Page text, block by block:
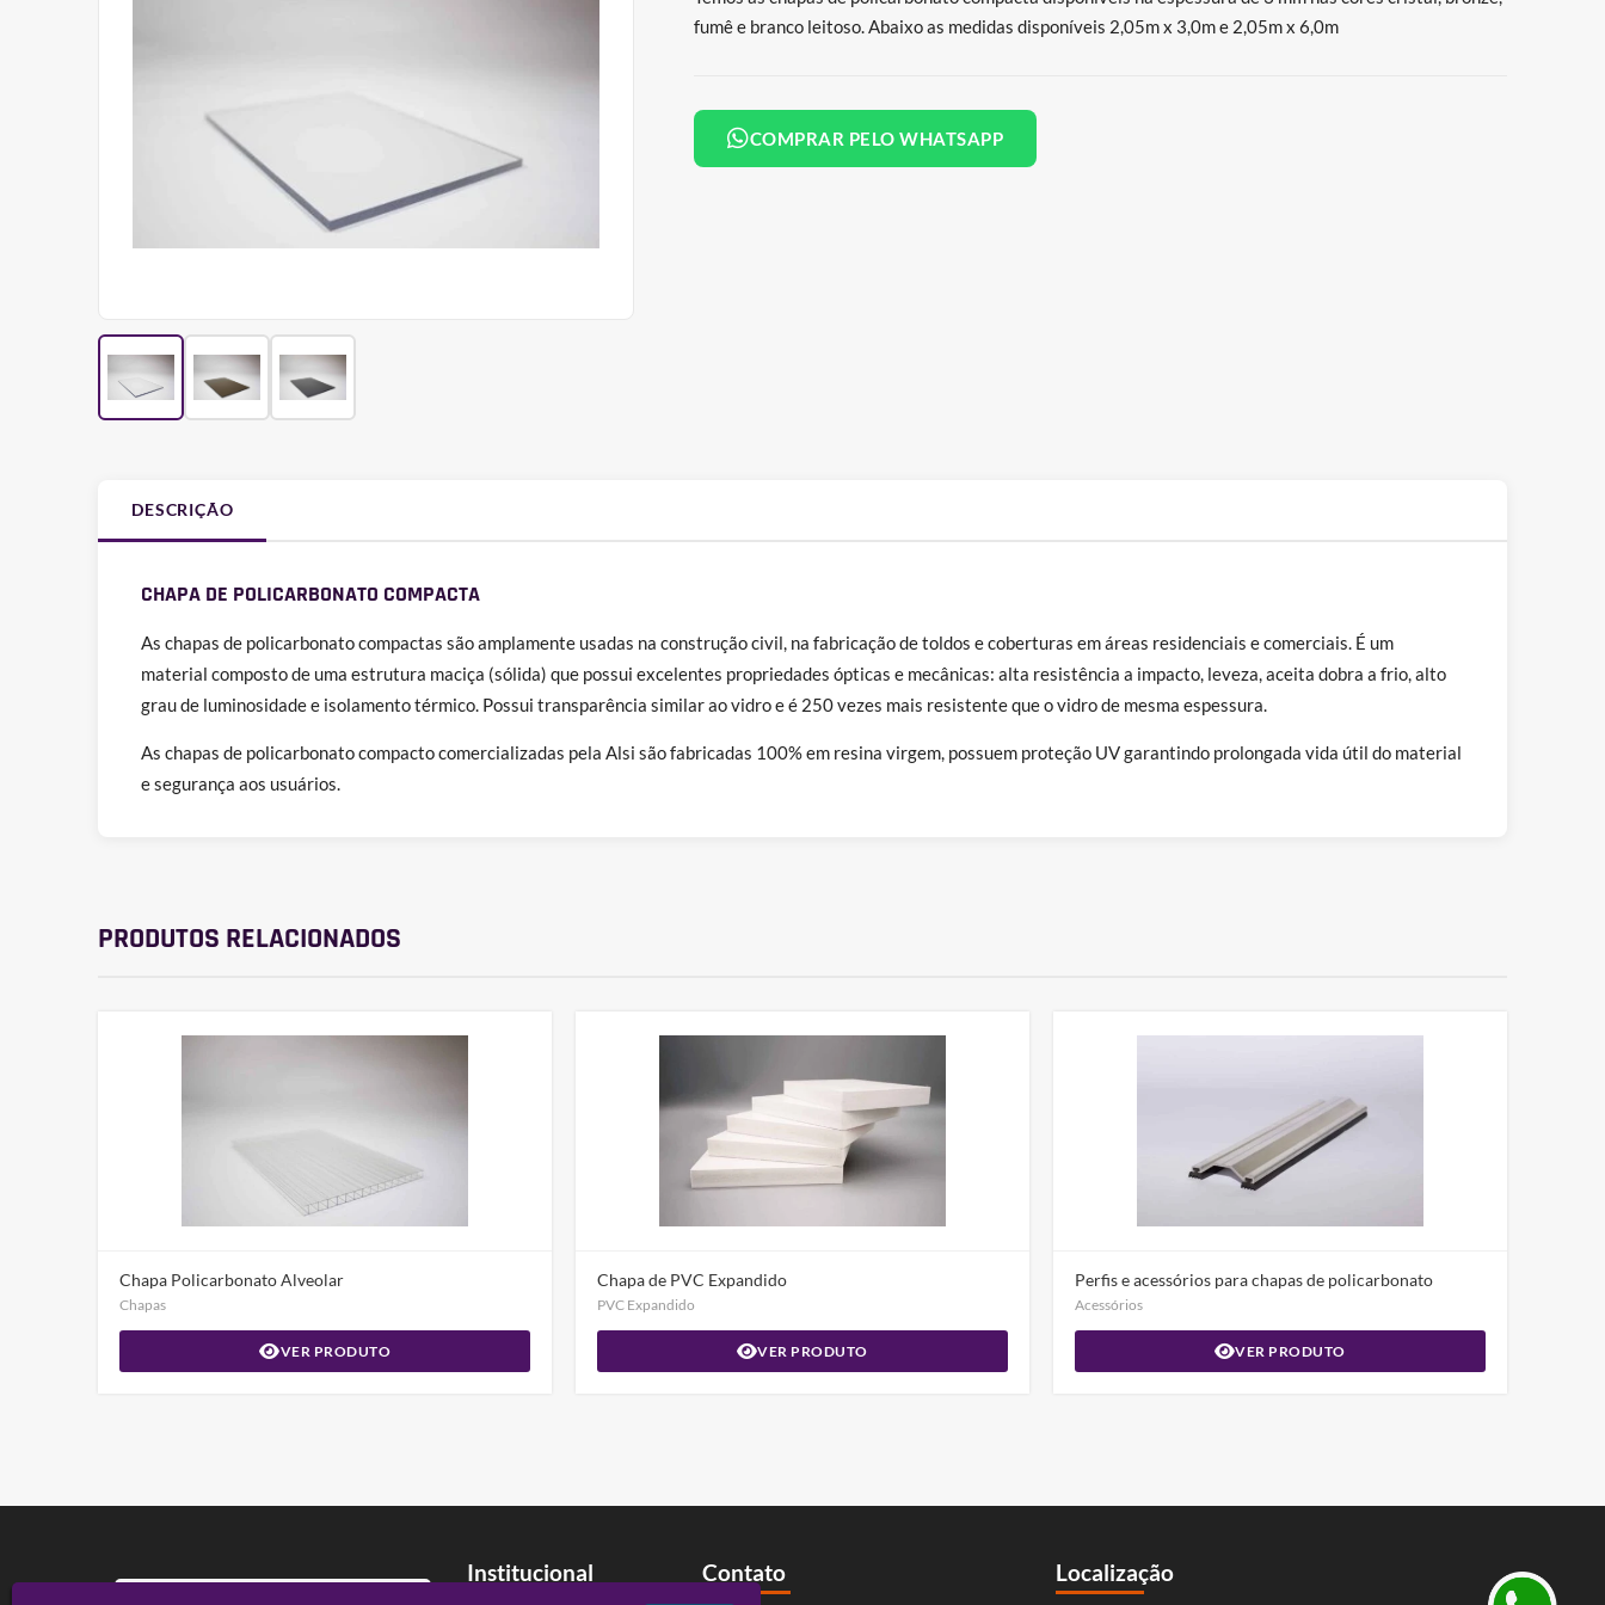
fumê e branco leitoso. Abaixo as medidas disponíveis 2,05m x 3,0m e 2,05m x 6,0m
COMPRAR PELO WHATSAPP
DESCRIÇÃO
CHAPA DE POLICARBONATO COMPACTA
As chapas de policarbonato compactas são amplamente usadas na construção civil, na fabricação de toldos e coberturas em áreas residenciais e comerciais. É um
material composto de uma estrutura maciça (sólida) que possui excelentes propriedades ópticas e mecânicas: alta resistência a impacto, leveza, aceita dobra a frio, alto
grau de luminosidade e isolamento térmico. Possui transparência similar ao vidro e é 250 vezes mais resistente que o vidro de mesma espessura.
As chapas de policarbonato compacto comercializadas pela Alsi são fabricadas 100% em resina virgem, possuem proteção UV garantindo prolongada vida útil do material
e segurança aos usuários.
PRODUTOS RELACIONADOS
Chapa Policarbonato Alveolar
Chapas
VER PRODUTO
Chapa de PVC Expandido
PVC Expandido
VER PRODUTO
Perfis e acessórios para chapas de policarbonato
Acessórios
VER PRODUTO
Institucional Contato Localização